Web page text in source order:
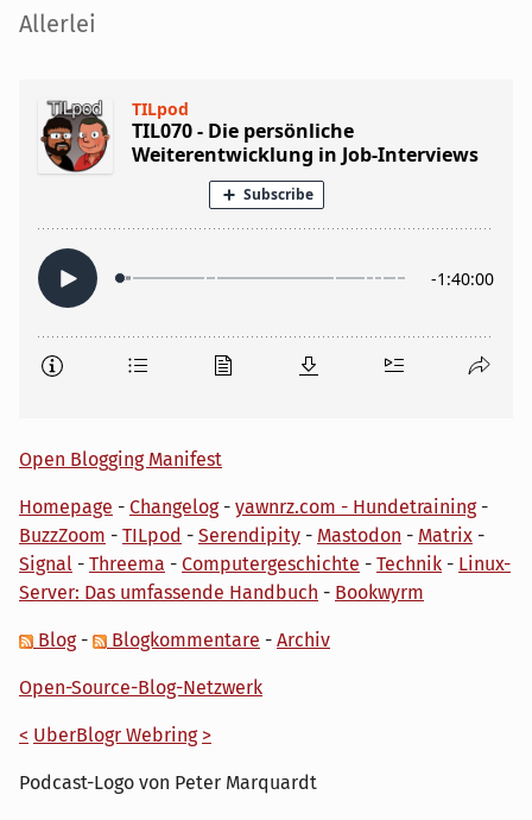
Seitenleiste
Allerlei
Open Blogging Manifest
Homepage - Changelog- yawnrz.com - Hundetraining-
BuzzZoom - TILpod - Serendipity - Mastodon - Matrix -
Signal - Threema - Computergeschichte - Technik - Linux-
Server: Das umfassende Handbuch - Bookwyrm
Blog- Blogkommentare - Archiv
Open-Source-Blog-Netzwerk
< UberBlogr Webring >
Podcast-Logo von Peter Marquardt